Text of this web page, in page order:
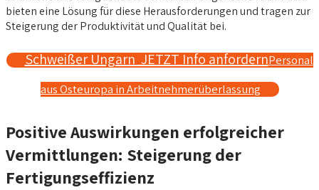
bieten eine Lösung für diese Herausforderungen und tragen zur
Steigerung der Produktivität und Qualität bei.
Schweißer Ungarn JETZT Info anfordernPersonal
aus Osteuropa in Arbeitnehmerüberlassung
Positive Auswirkungen erfolgreicher
Vermittlungen: Steigerung der
Fertigungseffizienz